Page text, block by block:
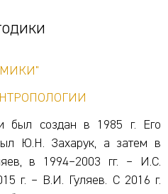
был создан в 1985 г. Его
Ю.Н. Захарук, а затем в
в 1994–2003 гг. – И.С.
г. – В.И. Гуляев. С 2016 г.